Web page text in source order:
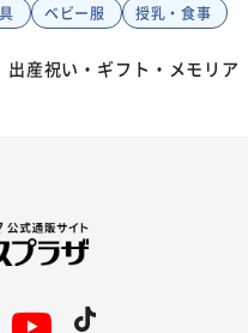
ベビー服 授乳・食事
出産祝い・ギフト・メモリア